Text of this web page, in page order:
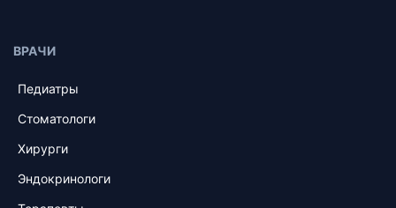
ВРАЧИ
Педиатры
Стоматологи
Хирурги
Эндокринологи